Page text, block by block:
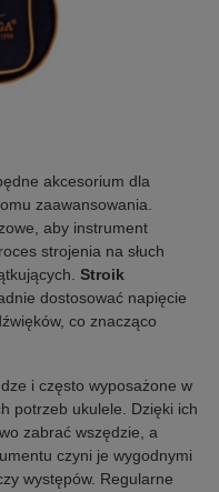
akcesorium dla
zaawansowania.
aby instrument
strojenia na słuch
Stroik
dostosować napięcie
co znacząco
i często wyposażone w
potrzeb ukulele. Dzięki ich
zabrać wszędzie, a
czyni je wygodnymi
występów. Regularne